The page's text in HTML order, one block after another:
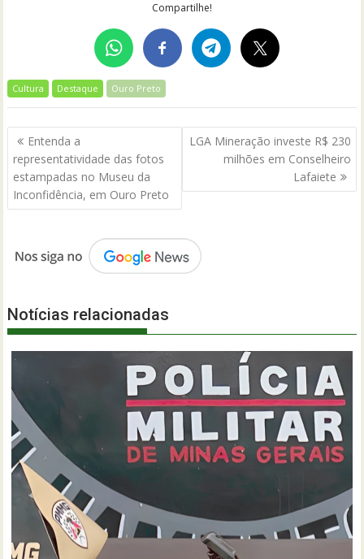
Compartilhe!
Cultura Destaque Ouro Preto
Navegação
de
Post
Entenda a
representatividade das fotos
estampadas no Museu da
Inconfidência, em Ouro Preto
LGA Mineração investe R$ 230
milhões em Conselheiro
Lafaiete
Notícias relacionadas